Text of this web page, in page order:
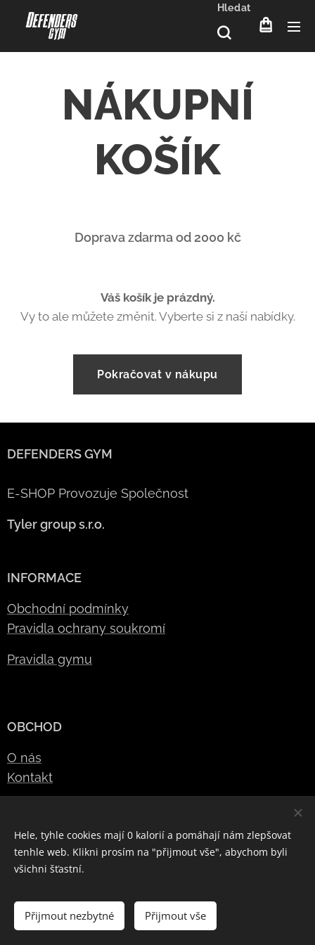
Hledat
NÁKUPNÍ
KOŠÍK
Doprava zdarma od 2000 kč
Váš košík je prázdný.
Vy to ale můžete změnit. Vyberte si z naší nabídky.
Pokračovat v nákupu
DEFENDERS GYM
E-SHOP Provozuje Společnost
Tyler group s.r.o.
INFORMACE
Obchodní podmínky
Pravidla ochrany soukromí
Pravidla gymu
OBCHOD
O nás
Kontakt
E-mail: defendersgym@gmail.com
Telefon: +420 776 343 675
Vytvořeno službouWebnode
Hele, tyhle cookies mají 0 kalorií a pomáhají nám zlepšovat
tenhle web. Klikni prosím na "přijmout vše", abychom byli
všichni šťastní.
Přijmout nezbytné Přijmout vše